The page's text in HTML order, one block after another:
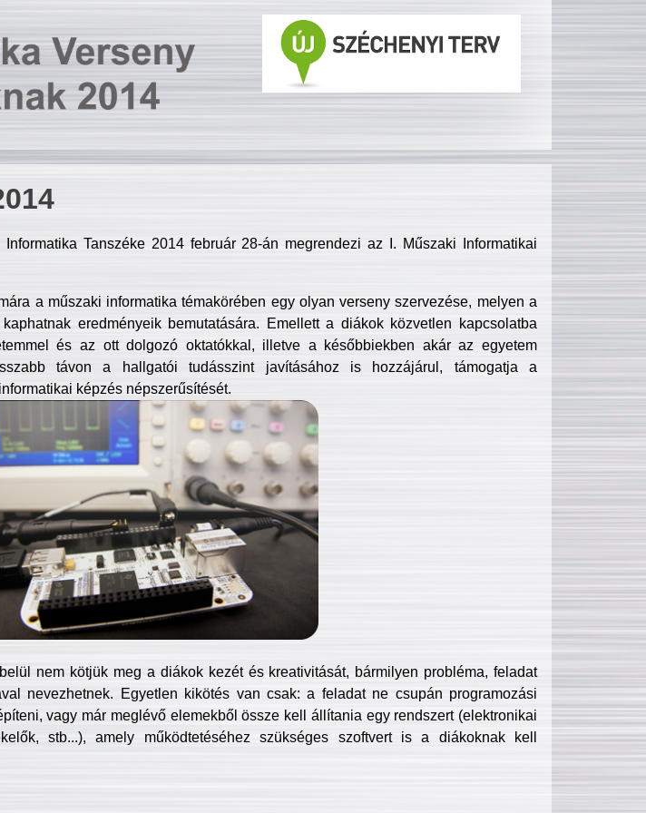
Tanszéke 2014 február 28-án megrendezi az I. Műszaki Informatikai
a műszaki informatika témakörében egy olyan verseny szervezése, melyen a
eredményeik bemutatására. Emellett a diákok közvetlen kapcsolatba
és az ott dolgozó oktatókkal, illetve a későbbiekben akár az egyetem
távon a hallgatói tudásszint javításához is hozzájárul, támogatja a
képzés népszerűsítését.
nem kötjük meg a diákok kezét és kreativitását, bármilyen probléma, feladat
nevezhetnek. Egyetlen kikötés van csak: a feladat ne csupán programozási
vagy már meglévő elemekből össze kell állítania egy rendszert (elektronikai
stb...), amely működtetéséhez szükséges szoftvert is a diákoknak kell